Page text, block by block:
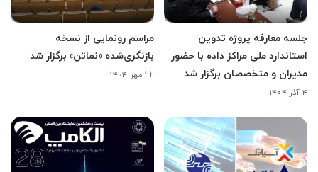
جلسه معارفه پروژه تدوین
استاندارد ملی مراکز داده با حضور
مدیران و متخصصان برگزار شد
۴ آذر ۱۴۰۴
مراسم رونمایی از نسخه
بازنگری‌شده «نماتن» برگزار شد
۲۲ مهر ۱۴۰۴